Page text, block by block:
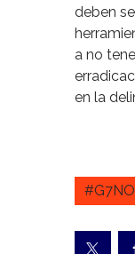
deben
a no
en la